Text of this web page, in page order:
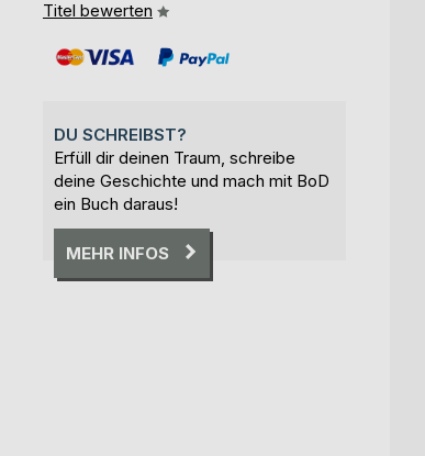
Titel bewerten
DU SCHREIBST?
Erfüll dir deinen Traum, schreibe
deine Geschichte und mach mit BoD
ein Buch daraus!
MEHR INFOS